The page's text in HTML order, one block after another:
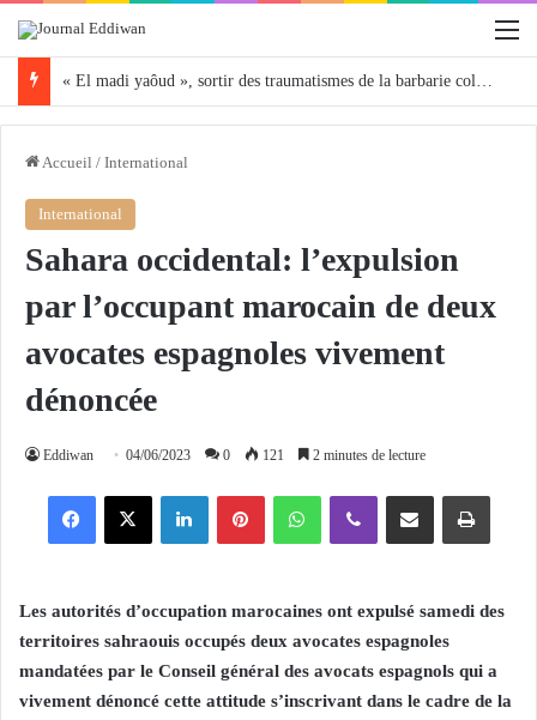
« El madi yaôud », sortir des traumatismes de la barbarie coloniale vers la reconstruction de l’être et de la cité
Accueil / International
International
Sahara occidental: l’expulsion
par l’occupant marocain de deux
avocates espagnoles vivement
dénoncée
Eddiwan 04/06/2023 0 121 2 minutes de lecture
Facebook X Linkedin Pinterest WhatsApp Viber Partager par email Imprimer
Les autorités d’occupation marocaines ont expulsé samedi des
territoires sahraouis occupés deux avocates espagnoles
mandatées par le Conseil général des avocats espagnols qui a
vivement dénoncé cette attitude s’inscrivant dans le cadre de la